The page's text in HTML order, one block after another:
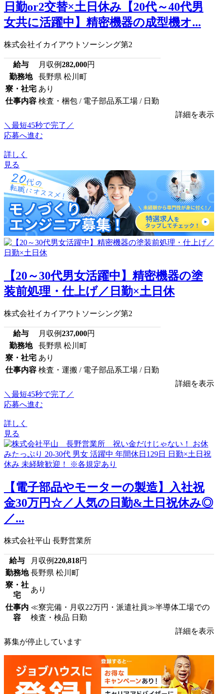
日勤or2交替×土日休み【20代～40代男
女共に活躍中】精密機器の成型機オ...
株式会社イカイアウトソーシング第2
給与 月収例282,000円
勤務地
長野県 松川町
寮・社宅 あり
仕事内容 検査・梱包 / 電子部品系工場 / 日勤
詳細を表示
＼最短45秒で完了／
応募へ進む
詳しく
見る
【20～30代男女活躍中】精密機器の塗
装前処理・仕上げ／日勤×土日休
株式会社イカイアウトソーシング第2
給与 月収例237,000円
勤務地
長野県 松川町
寮・社宅 あり
仕事内容 検査・運搬 / 電子部品系工場 / 日勤
詳細を表示
＼最短45秒で完了／
応募へ進む
詳しく
見る
【電子部品やモーターの製造】入社祝
金30万円☆／人気の日勤&土日祝休み◎
／...
株式会社平山 長野営業所
給与 月収例220,818円
勤務地 長野県 松川町
寮・社
宅
あり
仕事内
容
≪寮完備・月収22万円・派遣社員≫半導体工場での
検査・検品 日勤
詳細を表示
募集が停止しています